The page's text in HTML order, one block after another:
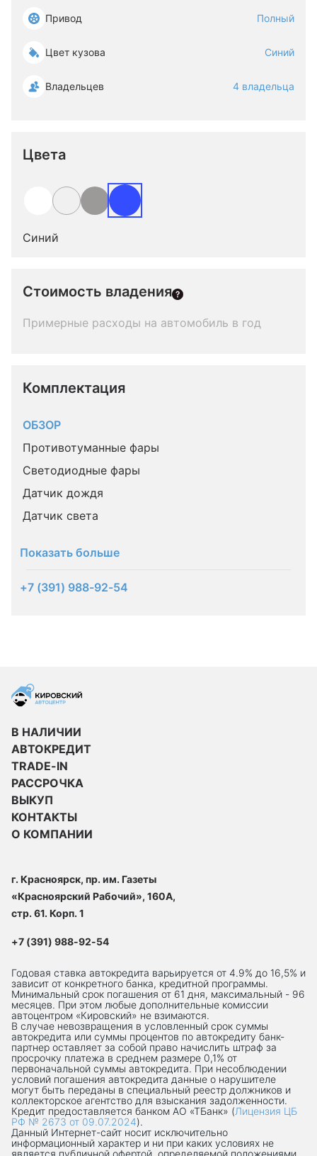
Привод Полный
Цвет кузова Синий
Владельцев 4 владельца
Цвета
Синий
Стоимость владения
Примерные расходы на автомобиль в год
Комплектация
ОБЗОР
Противотуманные фары
Светодиодные фары
Датчик дождя
Датчик света
Показать больше
+7 (391) 988-92-54
В НАЛИЧИИ
АВТОКРЕДИТ
TRADE-IN
РАССРОЧКА
ВЫКУП
КОНТАКТЫ
О КОМПАНИИ
г. Красноярск, пр. им. Газеты
«Красноярский Рабочий», 160А,
стр. 61. Корп. 1
+7 (391) 988-92-54
Годовая ставка автокредита варьируется от 4.9% до 16,5% и
зависит от конкретного банка, кредитной программы.
Минимальный срок погашения от 61 дня, максимальный - 96
месяцев. При этом любые дополнительные комиссии
автоцентром «Кировский» не взимаются.
В случае невозвращения в условленный срок суммы
автокредита или суммы процентов по автокредиту банк-
партнер оставляет за собой право начислить штраф за
просрочку платежа в среднем размере 0,1% от
первоначальной суммы автокредита. При несоблюдении
условий погашения автокредита данные о нарушителе
могут быть переданы в специальный реестр должников и
коллекторское агентство для взыскания задолженности.
Кредит предоставляется банком АО «ТБанк» (Лицензия ЦБ
РФ № 2673 от 09.07.2024).
Данный Интернет-сaйт носит исключительно
информационный характер и ни при каких условиях не
является публичной офертой, определяемой положениями